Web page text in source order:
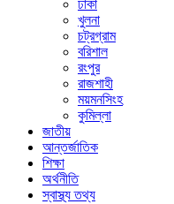
ঢাকা
খুলনা
চট্রগ্রাম
বরিশাল
রংপুর
রাজশাহী
ময়মনসিংহ
কুমিল্লা
জাতীয়
আন্তর্জাতিক
শিক্ষা
অর্থনীতি
স্বাস্থ্য তথ্য